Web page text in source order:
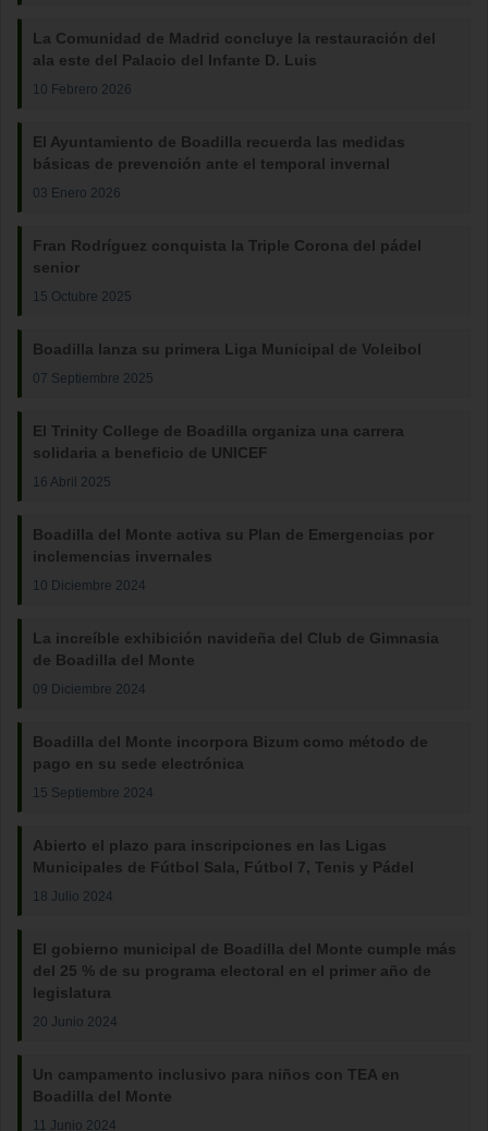
La Comunidad de Madrid concluye la restauración del
ala este del Palacio del Infante D. Luis
10 Febrero 2026
El Ayuntamiento de Boadilla recuerda las medidas
básicas de prevención ante el temporal invernal
03 Enero 2026
Fran Rodríguez conquista la Triple Corona del pádel
senior
15 Octubre 2025
Boadilla lanza su primera Liga Municipal de Voleibol
07 Septiembre 2025
El Trinity College de Boadilla organiza una carrera
solidaria a beneficio de UNICEF
16 Abril 2025
Boadilla del Monte activa su Plan de Emergencias por
inclemencias invernales
10 Diciembre 2024
La increíble exhibición navideña del Club de Gimnasia
de Boadilla del Monte
09 Diciembre 2024
Boadilla del Monte incorpora Bizum como método de
pago en su sede electrónica
15 Septiembre 2024
Abierto el plazo para inscripciones en las Ligas
Municipales de Fútbol Sala, Fútbol 7, Tenis y Pádel
18 Julio 2024
El gobierno municipal de Boadilla del Monte cumple más
del 25 % de su programa electoral en el primer año de
legislatura
20 Junio 2024
Un campamento inclusivo para niños con TEA en
Boadilla del Monte
11 Junio 2024